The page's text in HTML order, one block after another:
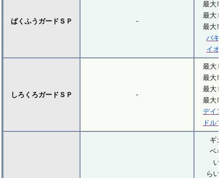
ばくふうガードＳＰ -
最大
最大
最大
バ
イ
しろくろガードＳＰ -
最大
最大
最大
最大
デイ
ドル
ギ
ベ
ら